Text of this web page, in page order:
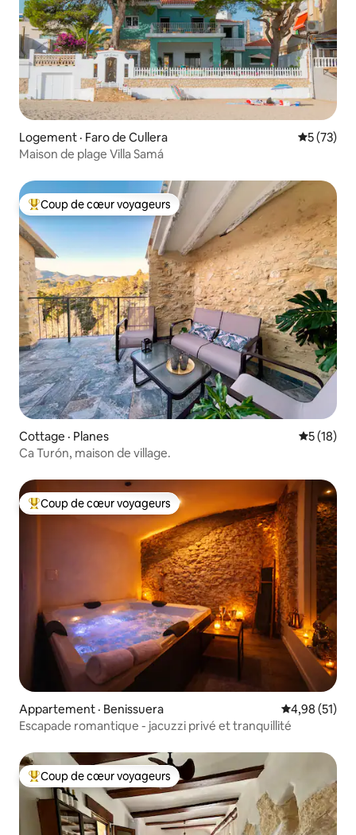
Logement · Faro de Cullera Note
5 (73)
Maison de plage Villa Samá
Coup de cœur voyageurs parmi les plus aimés
Coup de cœur voyageurs
Cottage · Planes Note
5 (18)
Ca Turón, maison de village.
Coup de cœur voyageurs parmi les plus aimés
Coup de cœur voyageurs
Appartement · Benissuera Note
4,98 (51)
Escapade romantique - jacuzzi privé et tranquillité
Coup de cœur voyageurs parmi les plus aimés
Coup de cœur voyageurs